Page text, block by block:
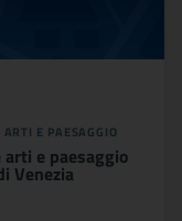
E PAESAGGIO
e paesaggio
Venezia